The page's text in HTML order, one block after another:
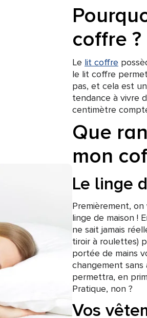
coffre ?
Le lit coffre
le lit coffre
pas, et cela est
tendance à vivre
centimètre
Que
mon
Le linge
Premièrement,
linge de maison !
ne sait jamais
tiroir à roulettes)
portée de mains
changement
permettra, en
Pratique, non ?
Vos